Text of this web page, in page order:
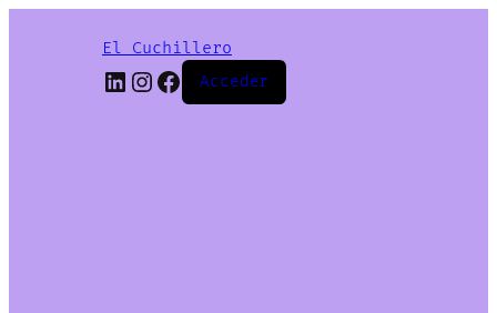
El Cuchillero
LinkedIn
Instagram
Facebook
Acceder